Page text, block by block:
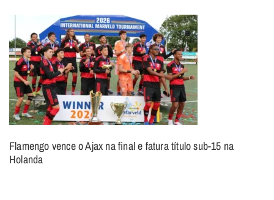
Flamengo vence o Ajax na final e fatura título sub-15 na
Holanda